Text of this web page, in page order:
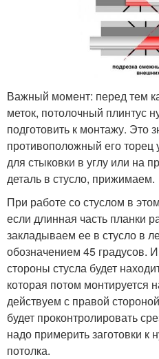
Важный момент: перед тем
меток, потолочный плинтус
подготовить к монтажу. Это
противоположный его
для стыковки в углу или на
деталь в стусло, прижимаем.
При работе со стуслом в
если длинная часть планки
закладываем ее в стусло в
обозначением 45 градусов.
стороны стусла будет
которая потом монтируется
действуем с правой
будет проконтролировать
надо примерить заготовки к
потолка.